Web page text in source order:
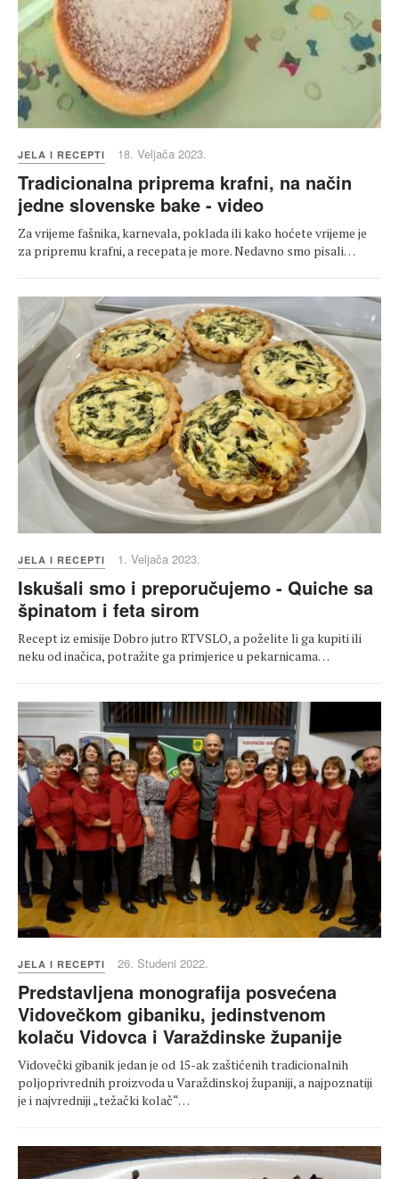
JELA I RECEPTI 18. Veljača 2023.
Tradicionalna priprema krafni, na način
jedne slovenske bake - video
Za vrijeme fašnika, karnevala, poklada ili kako hoćete vrijeme je
za pripremu krafni, a recepata je more. Nedavno smo pisali…
JELA I RECEPTI 1. Veljača 2023.
Iskušali smo i preporučujemo - Quiche sa
špinatom i feta sirom
Recept iz emisije Dobro jutro RTVSLO, a poželite li ga kupiti ili
neku od inačica, potražite ga primjerice u pekarnicama…
JELA I RECEPTI 26. Studeni 2022.
Predstavljena monografija posvećena
Vidovečkom gibaniku, jedinstvenom
kolaču Vidovca i Varaždinske županije
Vidovečki gibanik jedan je od 15-ak zaštićenih tradicionalnih
poljoprivrednih proizvoda u Varaždinskoj županiji, a najpoznatiji
je i najvredniji „težački kolač“…